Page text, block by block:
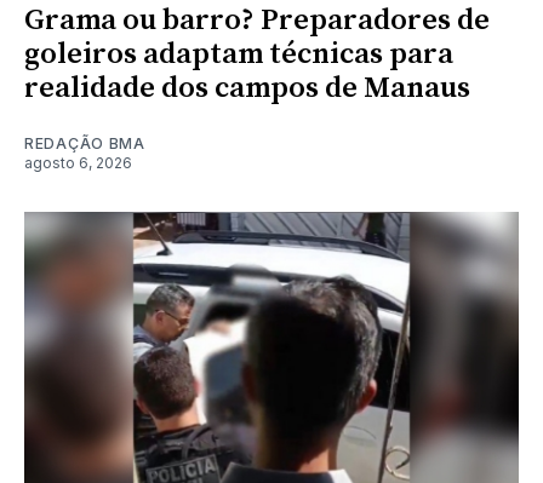
Grama ou barro? Preparadores de
goleiros adaptam técnicas para
realidade dos campos de Manaus
REDAÇÃO BMA
agosto 6, 2026